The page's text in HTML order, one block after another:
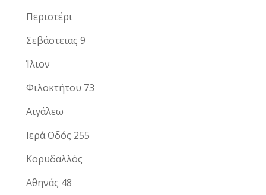
Περιστέρι
Σεβάστειας 9
Ίλιον
Φιλοκτήτου 73
Αιγάλεω
Ιερά Οδός 255
Κορυδαλλός
Αθηνάς 48